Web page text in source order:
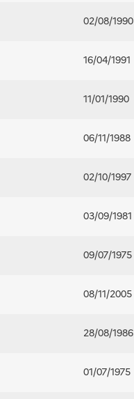
02/08/1990
16/04/1991
11/01/1990
06/11/1988
02/10/1997
03/09/1981
09/07/1975
08/11/2005
28/08/1986
01/07/1975